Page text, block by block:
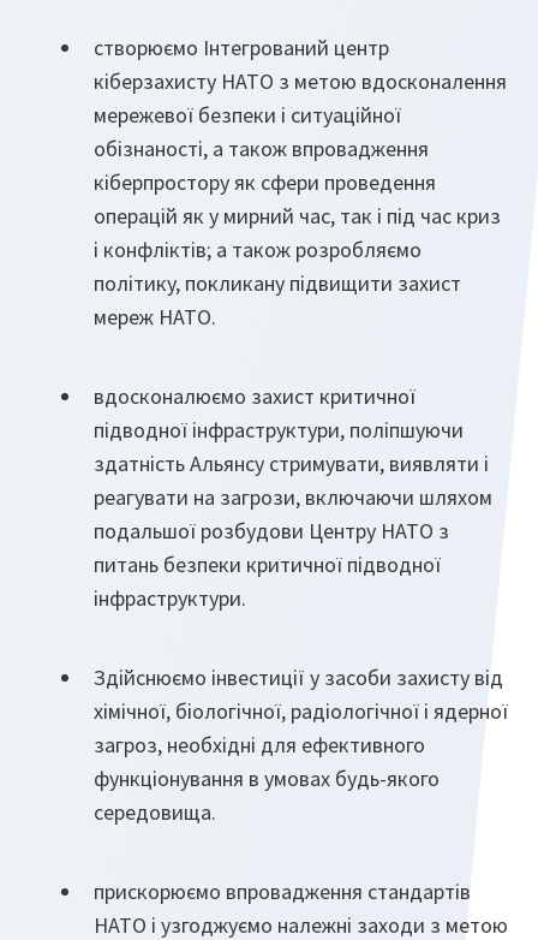
створюємо Інтегрований центр
кіберзахисту НАТО з метою вдосконалення
мережевої безпеки і ситуаційної
обізнаності, а також впровадження
кіберпростору як сфери проведення
операцій як у мирний час, так і під час криз
і конфліктів; а також розробляємо
політику, покликану підвищити захист
мереж НАТО.
вдосконалюємо захист критичної
підводної інфраструктури, поліпшуючи
здатність Альянсу стримувати, виявляти і
реагувати на загрози, включаючи шляхом
подальшої розбудови Центру НАТО з
питань безпеки критичної підводної
інфраструктури.
Здійснюємо інвестиції у засоби захисту від
хімічної, біологічної, радіологічної і ядерної
загроз, необхідні для ефективного
функціонування в умовах будь-якого
середовища.
прискорюємо впровадження стандартів
НАТО і узгоджуємо належні заходи з метою